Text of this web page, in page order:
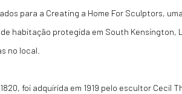
para a Creating a Home For Sculptors,
habitação protegida em South Kensington,
no local.
foi adquirida em 1919 pelo escultor Cecil